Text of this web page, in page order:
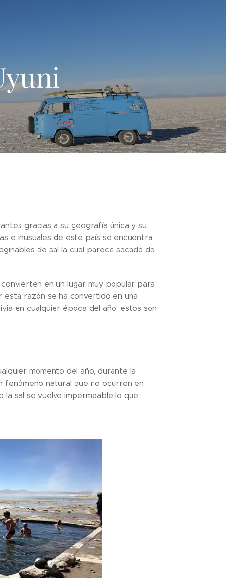
gracias a su geografía única y su
e inusuales de este país se encuentra
de sal la cual parece sacada de
en un lugar muy popular para
razón se ha convertido en una
en cualquier época del año, estos son
momento del año, durante la
fenómeno natural que no ocurren en
sal se vuelve impermeable lo que